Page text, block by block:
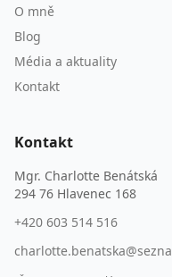
O mně
Blog
Média a aktuality
Kontakt
Kontakt
Mgr. Charlotte Benátská
294 76 Hlavenec 168
+420 603 514 516